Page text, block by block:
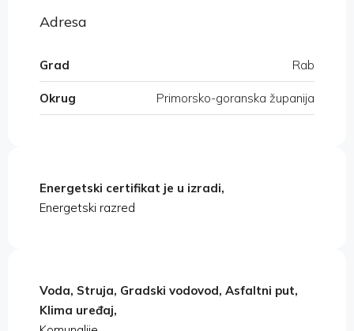
Adresa
Grad Rab
Okrug Primorsko-goranska županija
Energetski certifikat je u izradi,
Energetski razred
Voda, Struja, Gradski vodovod, Asfaltni put,
Klima uređaj,